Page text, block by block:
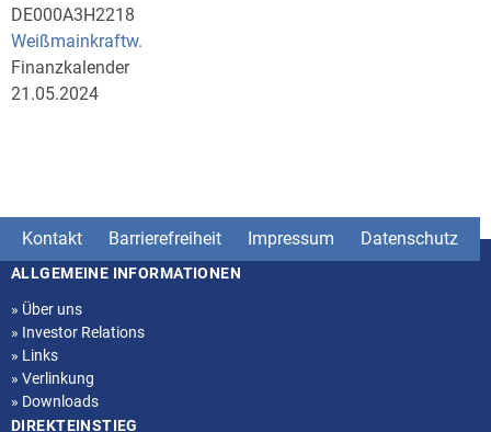
DE000A3H2218
Weißmainkraftw.
Finanzkalender
21.05.2024
Kontakt Barrierefreiheit Impressum Datenschutz
Seitenstruktur
ALLGEMEINE INFORMATIONEN
» Über uns
» Investor Relations
» Links
» Verlinkung
» Downloads
DIREKTEINSTIEG